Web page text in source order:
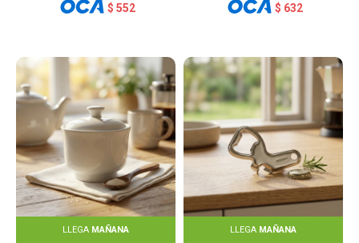
$ 552 $ 632
LLEGA MAÑANA LLEGA MAÑANA